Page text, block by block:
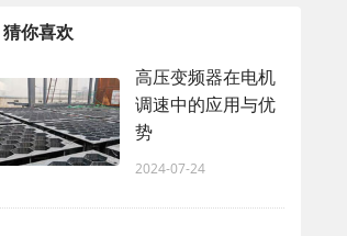
猜你喜欢
高压变频器在电机
调速中的应用与优
势
2024-07-24